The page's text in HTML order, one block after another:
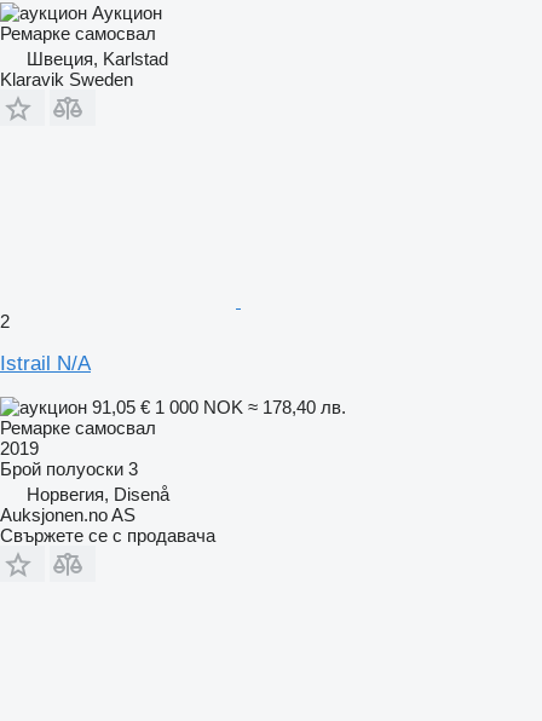
Аукцион
Ремарке самосвал
Швеция, Karlstad
Klaravik Sweden
2
Istrail N/A
91,05 € 1 000 NOK ≈ 178,40 лв.
Ремарке самосвал
2019
Брой полуоски 3
Норвегия, Disenå
Auksjonen.no AS
Свържете се с продавача